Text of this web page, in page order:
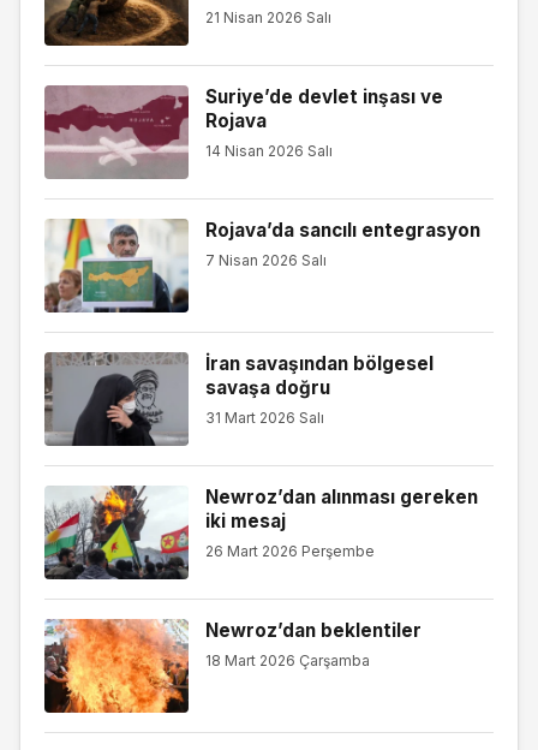
21 Nisan 2026 Salı
Suriye’de devlet inşası ve
Rojava
14 Nisan 2026 Salı
Rojava’da sancılı entegrasyon
7 Nisan 2026 Salı
İran savaşından bölgesel
savaşa doğru
31 Mart 2026 Salı
Newroz’dan alınması gereken
iki mesaj
26 Mart 2026 Perşembe
Newroz’dan beklentiler
18 Mart 2026 Çarşamba